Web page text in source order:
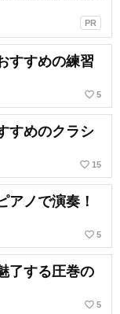
PR
すすめの練習
favorite_border 5
すめのクラシ
favorite_border 15
アノで演奏！
favorite_border 5
了する圧巻の
favorite_border 5